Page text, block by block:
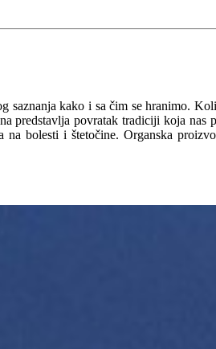
saznanja kako i sa čim se hranimo.
predstavlja povratak tradiciji koja
bolesti i štetočine. Organska